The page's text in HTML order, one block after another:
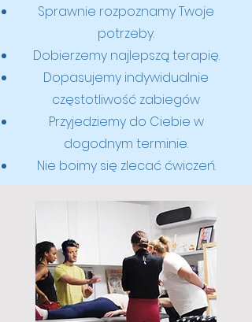
Sprawnie rozpoznamy Twoje
potrzeby.
Dobierzemy najlepszą terapię.
Dopasujemy indywidualnie
częstotliwość zabiegów
Przyjedziemy do Ciebie w
dogodnym terminie.
Nie boimy się zlecać ćwiczeń.